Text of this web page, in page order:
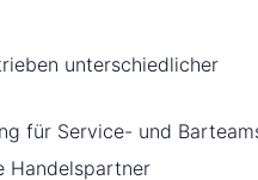
unterschiedlicher
für Service- und
Handelspartner